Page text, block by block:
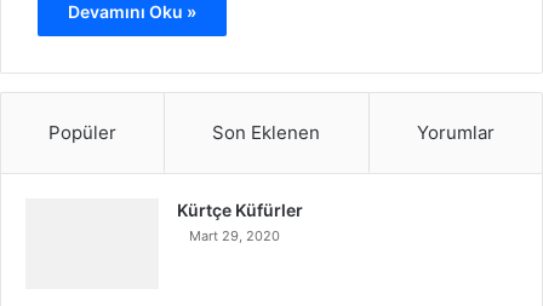
Devamını Oku »
Popüler Son Eklenen Yorumlar
Kürtçe Küfürler
Mart 29, 2020